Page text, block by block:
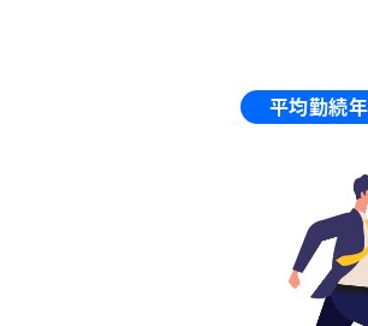
平均勤続